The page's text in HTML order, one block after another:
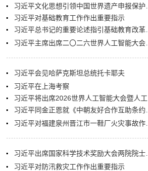
习近平对基础教育工作作出重要指示
习近平会见哈萨克斯坦总统托卡耶夫
习近平在上海考察
习近平对防汛救灾工作作出重要指示